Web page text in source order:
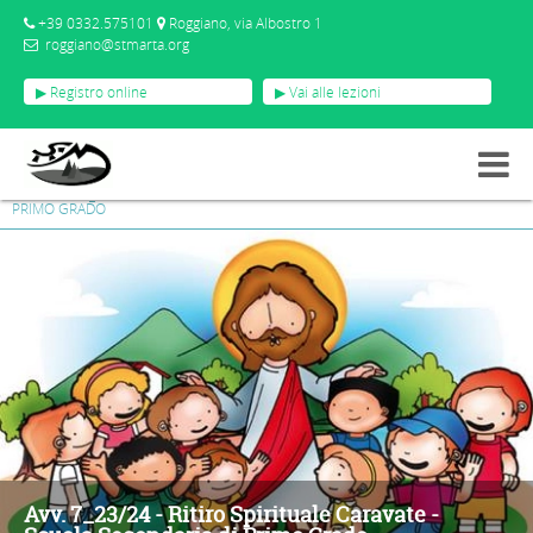
+39 0332.575101
Roggiano, via Albostro 1
roggiano@stmarta.org
▶ Registro online ▶ Vai alle lezioni
AVVISI
PRIMO GRADO
Avv. 7_23/24 - Ritiro Spirituale Caravate -